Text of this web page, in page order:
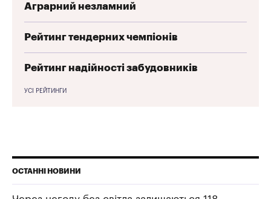
Аграрний незламний
Рейтинг тендерних чемпіонів
Рейтинг надійності забудовників
УСІ РЕЙТИНГИ
ОСТАННІ НОВИНИ